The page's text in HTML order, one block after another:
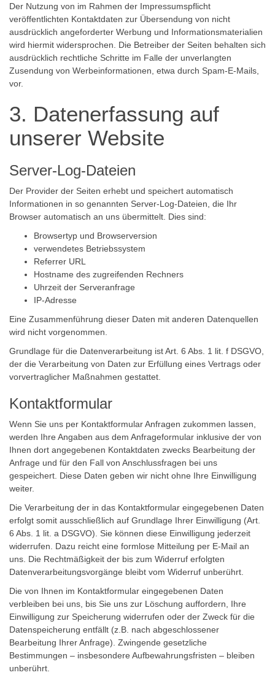
Der Nutzung von im Rahmen der Impressumspflicht
veröffentlichten Kontaktdaten zur Übersendung von nicht
ausdrücklich angeforderter Werbung und Informationsmaterialien
wird hiermit widersprochen. Die Betreiber der Seiten behalten sich
ausdrücklich rechtliche Schritte im Falle der unverlangten
Zusendung von Werbeinformationen, etwa durch Spam-E-Mails,
vor.
3. Datenerfassung auf
unserer Website
Server-Log-Dateien
Der Provider der Seiten erhebt und speichert automatisch
Informationen in so genannten Server-Log-Dateien, die Ihr
Browser automatisch an uns übermittelt. Dies sind:
Browsertyp und Browserversion
verwendetes Betriebssystem
Referrer URL
Hostname des zugreifenden Rechners
Uhrzeit der Serveranfrage
IP-Adresse
Eine Zusammenführung dieser Daten mit anderen Datenquellen
wird nicht vorgenommen.
Grundlage für die Datenverarbeitung ist Art. 6 Abs. 1 lit. f DSGVO,
der die Verarbeitung von Daten zur Erfüllung eines Vertrags oder
vorvertraglicher Maßnahmen gestattet.
Kontaktformular
Wenn Sie uns per Kontaktformular Anfragen zukommen lassen,
werden Ihre Angaben aus dem Anfrageformular inklusive der von
Ihnen dort angegebenen Kontaktdaten zwecks Bearbeitung der
Anfrage und für den Fall von Anschlussfragen bei uns
gespeichert. Diese Daten geben wir nicht ohne Ihre Einwilligung
weiter.
Die Verarbeitung der in das Kontaktformular eingegebenen Daten
erfolgt somit ausschließlich auf Grundlage Ihrer Einwilligung (Art.
6 Abs. 1 lit. a DSGVO). Sie können diese Einwilligung jederzeit
widerrufen. Dazu reicht eine formlose Mitteilung per E-Mail an
uns. Die Rechtmäßigkeit der bis zum Widerruf erfolgten
Datenverarbeitungsvorgänge bleibt vom Widerruf unberührt.
Die von Ihnen im Kontaktformular eingegebenen Daten
verbleiben bei uns, bis Sie uns zur Löschung auffordern, Ihre
Einwilligung zur Speicherung widerrufen oder der Zweck für die
Datenspeicherung entfällt (z.B. nach abgeschlossener
Bearbeitung Ihrer Anfrage). Zwingende gesetzliche
Bestimmungen – insbesondere Aufbewahrungsfristen – bleiben
unberührt.